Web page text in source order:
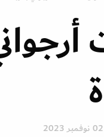
02 نوفمبر 2023